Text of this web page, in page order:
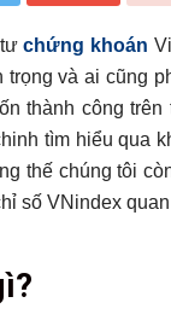
tưchứng khoán
trọng và ai cũng
thành công
tìm hiểu qua
thế chúng tôi
số VNindex